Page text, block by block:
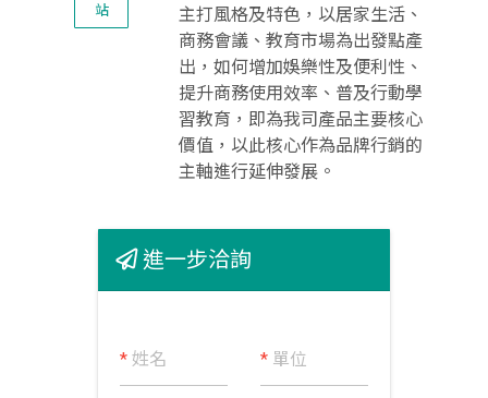
站
主打風格及特色，以居家生活、
商務會議、教育市場為出發點產
出，如何增加娛樂性及便利性、
提升商務使用效率、普及行動學
習教育，即為我司產品主要核心
價值，以此核心作為品牌行銷的
主軸進行延伸發展。
進一步洽詢
*姓名 * 單位